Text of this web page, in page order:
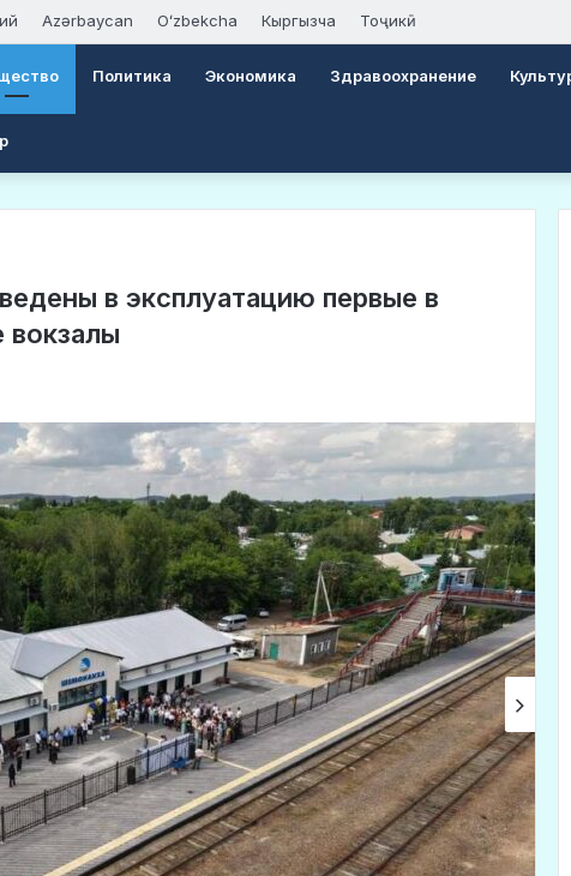
Azərbaycan Oʻzbekcha Кыргызча Тоҷикӣ
Политика Экономика Здравоохранение
в эксплуатацию первые в